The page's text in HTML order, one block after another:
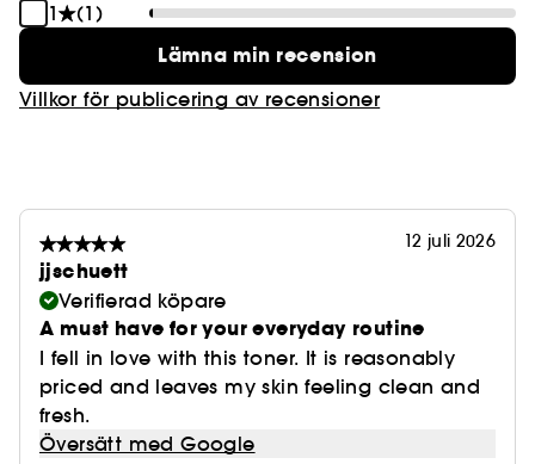
1
(1)
Lämna min recension
Villkor för publicering av recensioner
12 juli 2026
jjschuett
Verifierad köpare
A must have for your everyday routine
I fell in love with this toner. It is reasonably
priced and leaves my skin feeling clean and
fresh.
Översätt med Google